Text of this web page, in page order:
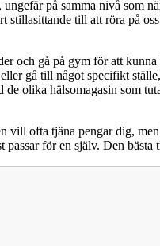
på samma nivå som
till att röra på
och gå på gym för att
gå till något specifikt
olika hälsomagasin som
vill ofta tjäna pengar dig,
för en själv. Den